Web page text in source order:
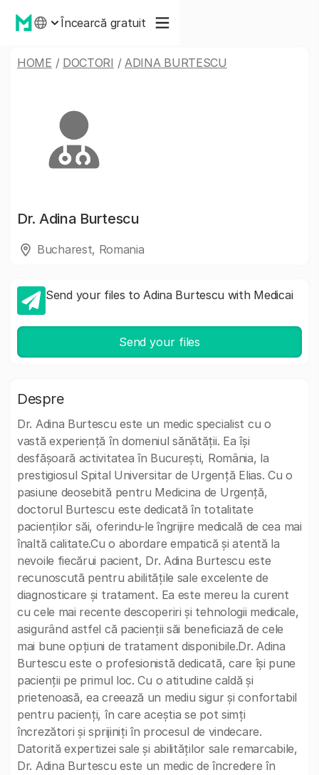
Încearcă gratuit
HOME / DOCTORI / ADINA BURTESCU
Dr. Adina Burtescu
Bucharest, Romania
Send your files to Adina Burtescu with Medicai
Send your files
Despre
Dr. Adina Burtescu este un medic specialist cu o
vastă experiență în domeniul sănătății. Ea își
desfășoară activitatea în București, România, la
prestigiosul Spital Universitar de Urgență Elias. Cu o
pasiune deosebită pentru Medicina de Urgență,
doctorul Burtescu este dedicată în totalitate
pacienților săi, oferindu-le îngrijire medicală de cea mai
înaltă calitate.Cu o abordare empatică și atentă la
nevoile fiecărui pacient, Dr. Adina Burtescu este
recunoscută pentru abilitățile sale excelente de
diagnosticare și tratament. Ea este mereu la curent
cu cele mai recente descoperiri și tehnologii medicale,
asigurând astfel că pacienții săi beneficiază de cele
mai bune opțiuni de tratament disponibile.Dr. Adina
Burtescu este o profesionistă dedicată, care își pune
pacienții pe primul loc. Cu o atitudine caldă și
prietenoasă, ea creează un mediu sigur și confortabil
pentru pacienți, în care aceștia se pot simți
încrezători și sprijiniți în procesul de vindecare.
Datorită expertizei sale și abilităților sale remarcabile,
Dr. Adina Burtescu este un medic de încredere în